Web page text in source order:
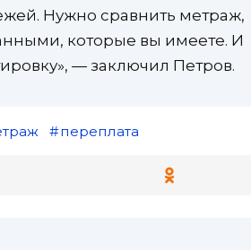
Нужно сравнить метраж,
которые вы имеете. И
— заключил Петров.
переплата